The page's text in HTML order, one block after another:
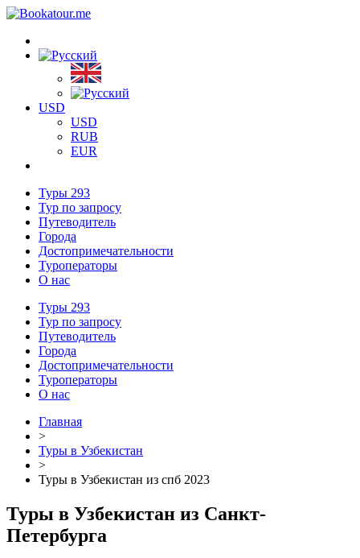
USD
USD
RUB
EUR
Туры 293
Тур по запросу
Путеводитель
Города
Достопримечательности
Туроператоры
О нас
Туры 293
Тур по запросу
Путеводитель
Города
Достопримечательности
Туроператоры
О нас
Главная
>
Туры в Узбекистан
>
Туры в Узбекистан из спб 2023
Туры в Узбекистан из Санкт-
Петербурга